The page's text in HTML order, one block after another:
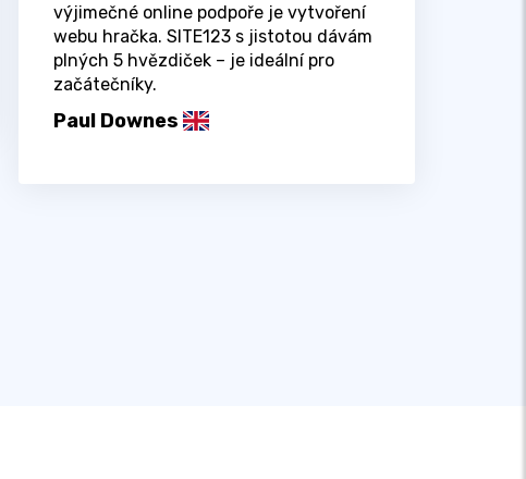
výjimečné online podpoře je vytvoření
webu hračka. SITE123 s jistotou dávám
plných 5 hvězdiček – je ideální pro
začátečníky.
Paul Downes